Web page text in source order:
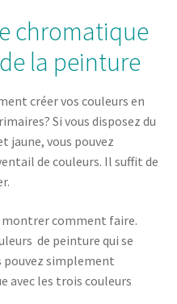
chromatique
la peinture
créer vos couleurs en
Si vous disposez du
jaune, vous pouvez
de couleurs. Il suffit de
montrer comment faire.
de peinture qui se
pouvez simplement
avec les trois couleurs